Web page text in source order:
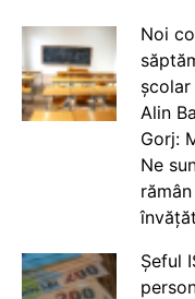
Noi
Alin
Gorj:
Ne
Șeful